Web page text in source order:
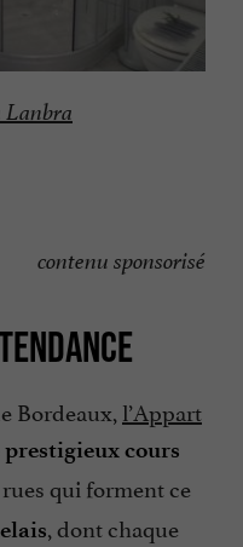
contenu sponsorisé
Bordeaux, l’Appart
prestigieux cours
rues qui forment ce
, dont chaque